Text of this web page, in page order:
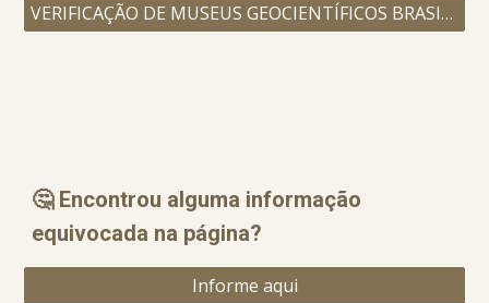
VERIFICAÇÃO DE MUSEUS GEOCIENTÍFICOS BRASILEIROS
🤔 Encontrou alguma informação
equivocada na página?
Informe aqui